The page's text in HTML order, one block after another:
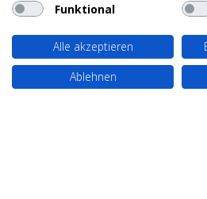
Funktional
Alle akzeptieren
Ablehnen